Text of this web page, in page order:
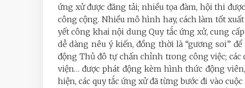
ứng xử được đăng tải; nhiều tọa đàm, hội thi
công cộng. Nhiều mô hình hay, cách làm tốt
yết công khai nội dung Quy tắc ứng xử, cung
dễ dàng nêu ý kiến, đồng thời là “gương soi”
động Thủ đô tự chấn chỉnh trong công việc;
viện… được phát động kèm hình thức động
hiện, các quy tắc ứng xử đã từng bước đi vào